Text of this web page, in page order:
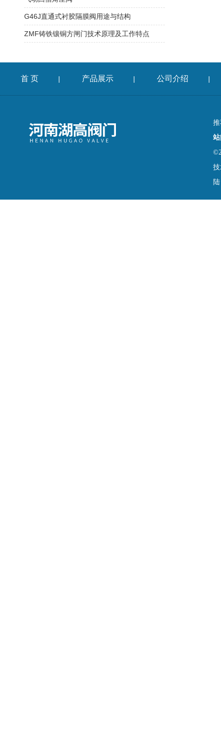
G46J直通式衬胶隔膜阀用途与结构
ZMF铸铁镶铜方闸门技术原理及工作特点
首 页 | 产品展示 | 公司介绍 |
陆